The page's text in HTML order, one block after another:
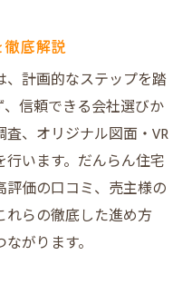
底解説
計画的なステップを踏
信頼できる会社選びか
、オリジナル図面・VR
います。だんらん住宅
価の口コミ、売主様の
らの徹底した進め方
がります。